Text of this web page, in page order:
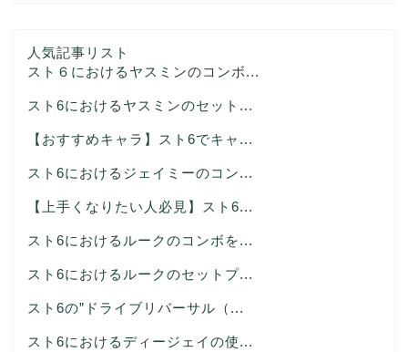
人気記事リスト
スト６におけるヤスミンのコンボ...
スト6におけるヤスミンのセット...
【おすすめキャラ】スト6でキャ...
スト6におけるジェイミーのコン...
【上手くなりたい人必見】スト6...
スト6におけるルークのコンボを...
スト6におけるルークのセットプ...
スト6の”ドライブリバーサル（...
スト6におけるディージェイの使...